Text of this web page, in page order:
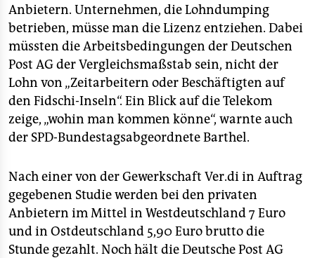
Anbietern. Unternehmen, die Lohndumping
betrieben, müsse man die Lizenz entziehen. Dabei
müssten die Arbeitsbedingungen der Deutschen
Post AG der Vergleichsmaßstab sein, nicht der
Lohn von „Zeitarbeitern oder Beschäftigten auf
den Fidschi-Inseln“. Ein Blick auf die Telekom
zeige, „wohin man kommen könne“, warnte auch
der SPD-Bundestagsabgeordnete Barthel.
Nach einer von der Gewerkschaft Ver.di in Auftrag
gegebenen Studie werden bei den privaten
Anbietern im Mittel in Westdeutschland 7 Euro
und in Ostdeutschland 5,90 Euro brutto die
Stunde gezahlt. Noch hält die Deutsche Post AG